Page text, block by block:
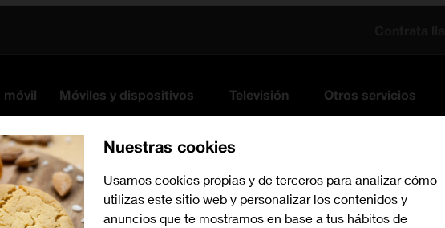
móvil Móviles y dispositivos Televisión Otros servicios
Nuestras cookies
Usamos cookies propias y de terceros para analizar cómo
utilizas este sitio web y personalizar los contenidos y
anuncios que te mostramos en base a tus hábitos de